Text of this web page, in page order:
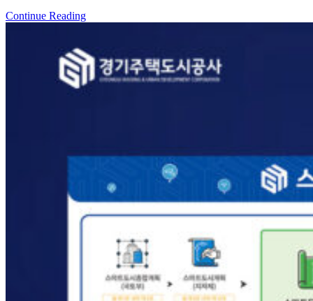
Continue Reading